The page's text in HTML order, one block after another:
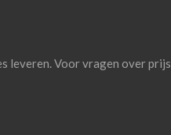
leveren. Voor vragen over prijs